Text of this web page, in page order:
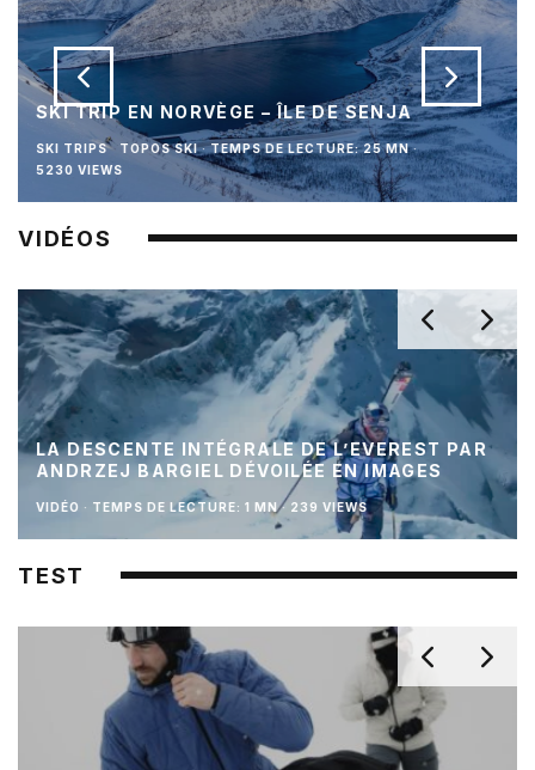
SKI TRIP EN NORVÈGE – ÎLE DE SENJA
SKI TRIPS TOPOS SKI · TEMPS DE LECTURE: 25 MN ·
5230 VIEWS
VIDÉOS
LA DESCENTE INTÉGRALE DE L’EVEREST PAR
ANDRZEJ BARGIEL DÉVOILÉE EN IMAGES
VIDÉO · TEMPS DE LECTURE: 1 MN · 239 VIEWS
TEST